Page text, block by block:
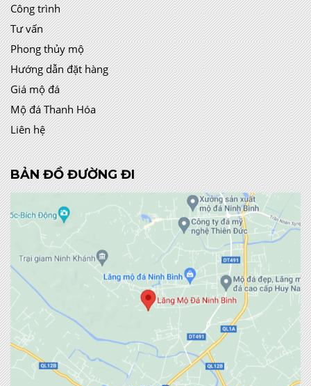
Công trình
Tư vấn
Phong thủy mộ
Hướng dẫn đặt hàng
Giá mộ đá
Mộ đá Thanh Hóa
Liên hệ
BẢN ĐỒ ĐƯỜNG ĐI